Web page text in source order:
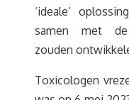
‘ideale’
samen met de
zouden
Toxicologen